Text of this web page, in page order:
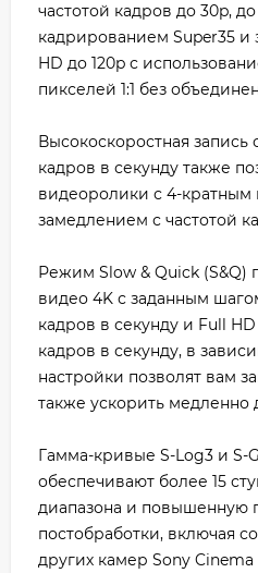
частотой кадров до 30p,
кадрированием Super35 и
HD до 120p с
пикселей 1:1 без
Высокоскоростная запись
кадров в секунду также
видеоролики с 4-кратным
замедлением с частотой
Режим Slow & Quick (S&Q)
видео 4K с заданным
кадров в секунду и Full HD
кадров в секунду, в
настройки позволят вам
также ускорить
Гамма-кривые S-Log3 и S-
обеспечивают более 15
диапазона и повышенную
постобработки, включая
других камер Sony Cinema